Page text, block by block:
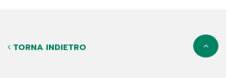
TORNA INDIETRO